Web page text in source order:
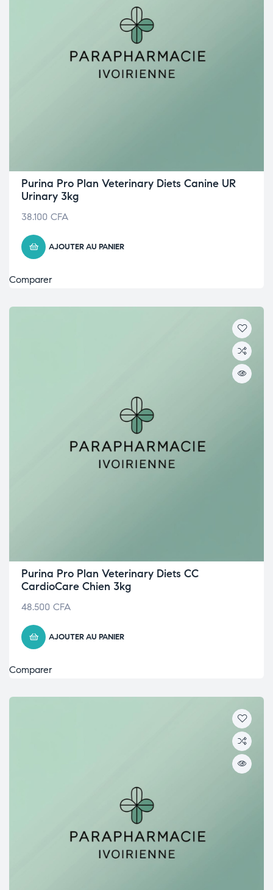
Purina Pro Plan Veterinary Diets Canine UR
Urinary 3kg
38.100 CFA
AJOUTER AU PANIER
Comparer
Purina Pro Plan Veterinary Diets CC
CardioCare Chien 3kg
48.500 CFA
AJOUTER AU PANIER
Comparer